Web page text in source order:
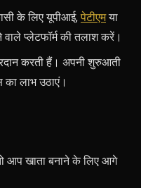
के लिए यूपीआई,पेटीएमया
प्लेटफॉर्म की तलाश करें।
करती हैं। अपनी शुरुआती
का लाभ उठाएं।
आप खाता बनाने के लिए आगे